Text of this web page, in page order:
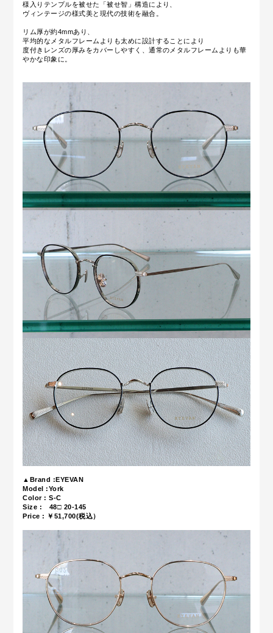
様入りテンプルを被せた「被せ智」構造により、
ヴィンテージの様式美と現代の技術を融合。
リム厚が約4mmあり、
平均的なメタルフレームよりも太めに設計することにより
度付きレンズの厚みをカバーしやすく、通常のメタルフレームよりも華
やかな印象に。
▲Brand :EYEVAN
Model :York
Color : S-C
Size : 48□ 20-145
Price : ￥51,700(税込）